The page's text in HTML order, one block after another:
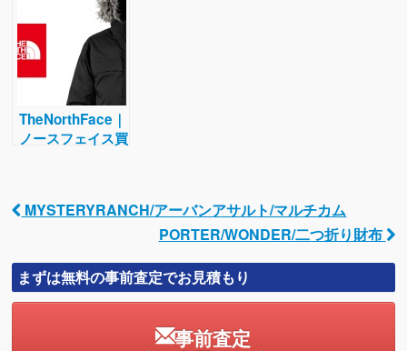
TheNorthFace｜
ノースフェイス買
Post navigation
MYSTERYRANCH/アーバンアサルト/マルチカム
PORTER/WONDER/二つ折り財布
まずは無料の事前査定でお見積もり
事前査定